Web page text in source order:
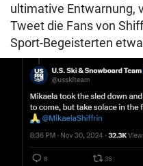
ultimative Entwarnung,
Tweet die Fans von
Sport-Begeisterten